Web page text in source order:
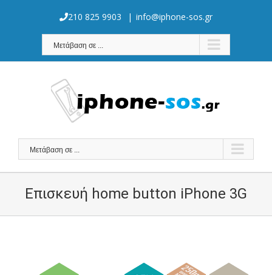
210 825 9903 | info@iphone-sos.gr
Μετάβαση σε ...
Μετάβαση σε ...
Επισκευή home button iPhone 3G